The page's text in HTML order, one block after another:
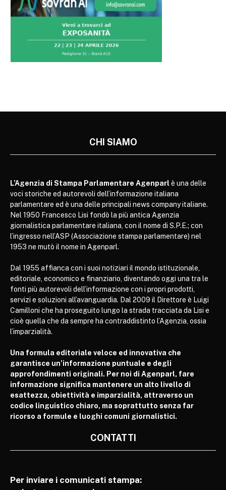
CHI SIAMO
L’Agenzia di Stampa Parlamentare Agenparl è una delle
voci storiche ed autorevoli dell’informazione italiana
parlamentare ed è una delle principali news company italiane.
Nel 1950 Francesco Lisi fondò la più antica Agenzia
giornalistica parlamentare italiana, con il nome di S.P.E.; con
l’ingresso nell’ASP (Associazione stampa parlamentare) nel
1953 ne mutò il nome in Agenparl.
Dal 1955 affianca con i suoi notiziari il mondo istituzionale,
editoriale, economico e finanziario, diventando oggi una tra le
fonti più autorevoli dell’informazione con i propri prodotti,
servizi e soluzioni all’avanguardia. Dal 2009 il Direttore è Luigi
Camilloni che ha proseguito lungo la strada tracciata da Lisi e
cioè quella che da sempre ha contraddistinto l’Agenzia, ossia
l’imparzialità.
Una formula editoriale veloce ed innovativa che
garantisce un’informazione puntuale e degli
approfondimenti originali. Per noi di Agenparl, fare
informazione significa mantenere un alto livello di
esattezza, obiettività e imparzialità, attraverso un
codice linguistico chiaro, ma soprattutto senza far
ricorso a formule e luoghi comuni giornalistici.
CONTATTI
Per inviare i comunicati stampa: